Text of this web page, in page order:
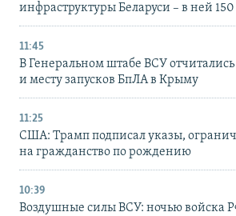
инфраструктуры Беларуси – в ней 150
11:45
В Генеральном штабе ВСУ отчитались
и месту запусков БпЛА в Крыму
11:25
США: Трамп подписал указы,
на гражданство по рождению
10:39
Воздушные силы ВСУ: ночью войска